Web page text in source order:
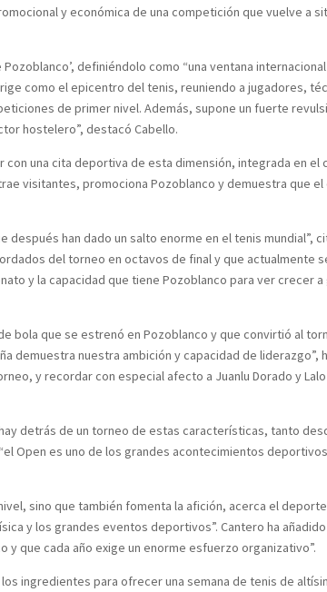
y económica de una competición que vuelve a
definiéndolo como “una ventana
como el epicentro del tenis, reuniendo a jugadores,
de primer nivel. Además, supone un fuerte
hostelero”, destacó Cabello.
una cita deportiva de esta dimensión, integrada en el
visitantes, promociona Pozoblanco y demuestra que
han dado un salto enorme en el tenis mundial”,
del torneo en octavos de final y que actualmente
y la capacidad que tiene Pozoblanco para ver crecer
bola que se estrenó en Pozoblanco y que convirtió al
demuestra nuestra ambición y capacidad de liderazgo”,
y recordar con especial afecto a Juanlu Dorado y
detrás de un torneo de estas características, tanto
Open es uno de los grandes acontecimientos
sino que también fomenta la afición, acerca el
y los grandes eventos deportivos”. Cantero ha
que cada año exige un enorme esfuerzo organizativo”.
ingredientes para ofrecer una semana de tenis de